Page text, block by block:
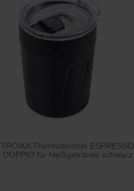
TROIKA Thermobecher ESPRESSO
DOPPIO für Heißgetränke schwarz